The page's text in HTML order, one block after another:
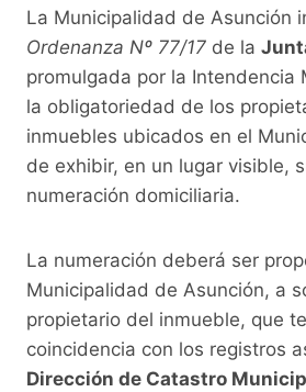
c
e
b
o
o
k
itt
er
at
s
A
p
p
p
y
Li
n
k
e
gr
a
m
La Municipalidad de Asunción
Ordenanza Nº 77/17 de la
promulgada por la Intendencia
la obligatoriedad de los
inmuebles ubicados en el
de exhibir, en un lugar visible,
numeración domiciliaria.
La numeración deberá ser
Municipalidad de Asunción, a
propietario del inmueble, que
coincidencia con los registros
Dirección de Catastro